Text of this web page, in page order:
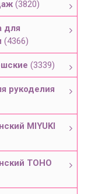
(3820)
для
(4366)
(3339)
рукоделия
MIYUKI
TOHO